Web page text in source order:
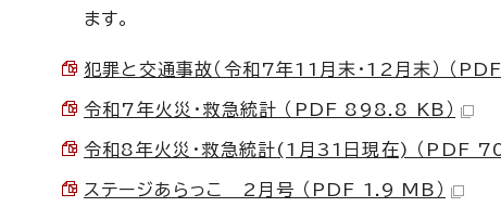
ます。
犯罪と交通事故（令和7年11月末・12月末） （
令和7年火災・救急統計 （PDF 898.8 KB）
令和8年火災・救急統計(1月31日現在) （PDF
ステージあらっこ 2月号 （PDF 1.9 MB）